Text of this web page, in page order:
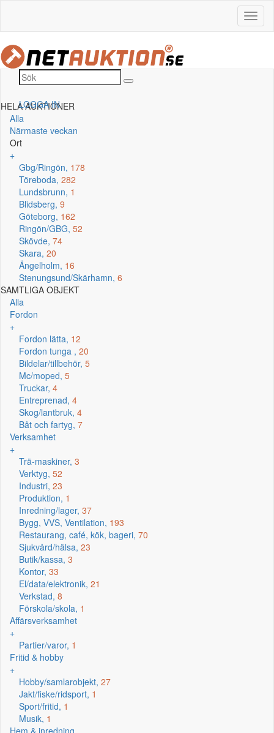
LOGGA IN
HELA AUKTIONER
Alla
Närmaste veckan
Ort
+
Gbg/Ringön, 178
Töreboda, 282
Lundsbrunn, 1
Blidsberg, 9
Göteborg, 162
Ringön/GBG, 52
Skövde, 74
Skara, 20
Ängelholm, 16
Stenungsund/Skärhamn, 6
SAMTLIGA OBJEKT
Alla
Fordon
+
Fordon lätta, 12
Fordon tunga , 20
Bildelar/tillbehör, 5
Mc/moped, 5
Truckar, 4
Entreprenad, 4
Skog/lantbruk, 4
Båt och fartyg, 7
Verksamhet
+
Trä-maskiner, 3
Verktyg, 52
Industri, 23
Produktion, 1
Inredning/lager, 37
Bygg, VVS, Ventilation, 193
Restaurang, café, kök, bageri, 70
Sjukvård/hälsa, 23
Butik/kassa, 3
Kontor, 33
El/data/elektronik, 21
Verkstad, 8
Förskola/skola, 1
Affärsverksamhet
+
Partier/varor, 1
Fritid & hobby
+
Hobby/samlarobjekt, 27
Jakt/fiske/ridsport, 1
Sport/fritid, 1
Musik, 1
Hem & inredning